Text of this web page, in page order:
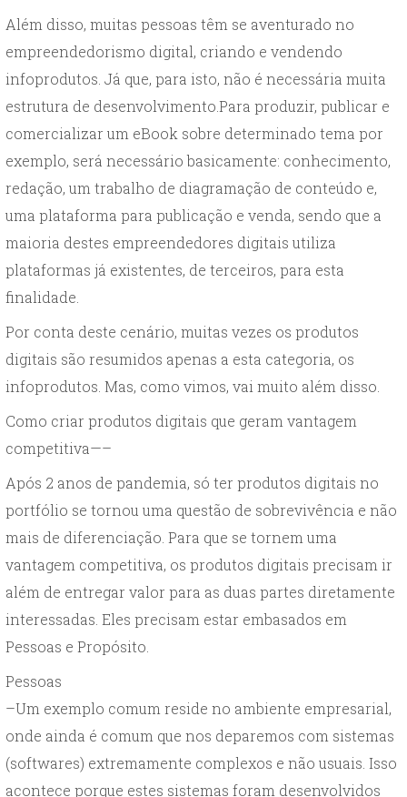
Além disso, muitas pessoas têm se aventurado no
empreendedorismo digital, criando e vendendo
infoprodutos. Já que, para isto, não é necessária muita
estrutura de desenvolvimento.Para produzir, publicar e
comercializar um eBook sobre determinado tema por
exemplo, será necessário basicamente: conhecimento,
redação, um trabalho de diagramação de conteúdo e,
uma plataforma para publicação e venda, sendo que a
maioria destes empreendedores digitais utiliza
plataformas já existentes, de terceiros, para esta
finalidade.
Por conta deste cenário, muitas vezes os produtos
digitais são resumidos apenas a esta categoria, os
infoprodutos. Mas, como vimos, vai muito além disso.
Como criar produtos digitais que geram vantagem
competitiva—–
Após 2 anos de pandemia, só ter produtos digitais no
portfólio se tornou uma questão de sobrevivência e não
mais de diferenciação. Para que se tornem uma
vantagem competitiva, os produtos digitais precisam ir
além de entregar valor para as duas partes diretamente
interessadas. Eles precisam estar embasados em
Pessoas e Propósito.
Pessoas
–Um exemplo comum reside no ambiente empresarial,
onde ainda é comum que nos deparemos com sistemas
(softwares) extremamente complexos e não usuais. Isso
acontece porque estes sistemas foram desenvolvidos